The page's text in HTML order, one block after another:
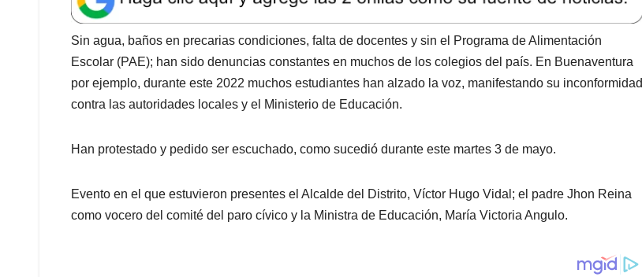
t
s
A
p
p
e
b
o
o
k
k
e
d
I
n
l
e
a
d
s
Sin agua, baños en precarias condiciones, falta de docentes y sin el Programa de Alimentación
Escolar (PAE); han sido denuncias constantes en muchos de los colegios del país. En Buenaventura
por ejemplo, durante este 2022 muchos estudiantes han alzado la voz, manifestando su inconformidad
contra las autoridades locales y el Ministerio de Educación.
Han protestado y pedido ser escuchado, como sucedió durante este martes 3 de mayo.
Evento en el que estuvieron presentes el Alcalde del Distrito, Víctor Hugo Vidal; el padre Jhon Reina
como vocero del comité del paro cívico y la Ministra de Educación, María Victoria Angulo.